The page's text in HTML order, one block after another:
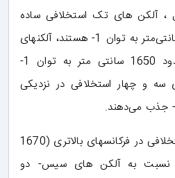
، آلکن های تک‌ استخلافی ساده
دارای مقادیر حدود 1640سانتی‌متر به توان 1- هستند، آلکنهای
1،1- دو استخلافی در حدود 1650 سانتی متر به توان 1-
و چهار استخلافی در نزدیکی
آلکن های ترانس – دو استخلافی در فرکانسهای بالاتری (1670
به توان 1- ) نسبت به آلکن های سیس- دو